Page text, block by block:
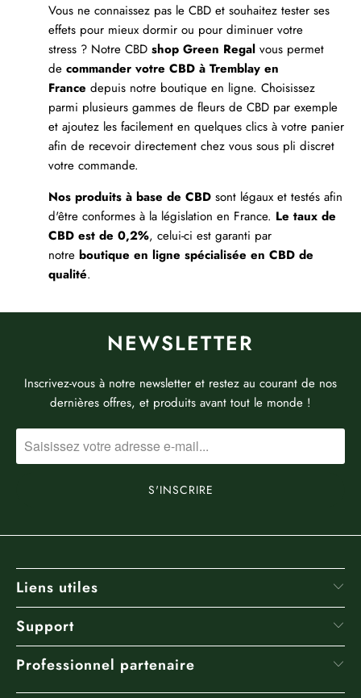
Vous ne connaissez pas le CBD et souhaitez tester ses
effets pour mieux dormir ou pour diminuer votre
stress ? Notre CBD shop Green Regal vous permet
de commander votre CBD à Tremblay en
France depuis notre boutique en ligne. Choisissez
parmi plusieurs gammes de fleurs de CBD par exemple
et ajoutez les facilement en quelques clics à votre panier
afin de recevoir directement chez vous sous pli discret
votre commande.
Nos produits à base de CBD sont légaux et testés afin
d'être conformes à la législation en France. Le taux de
CBD est de 0,2%, celui-ci est garanti par
notre boutique en ligne spécialisée en CBD de
qualité.
NEWSLETTER
Inscrivez-vous à notre newsletter et restez au courant de nos
dernières offres, et produits avant tout le monde !
Liens utiles
Support
Professionnel partenaire